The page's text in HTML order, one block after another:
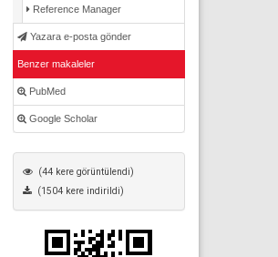
Reference Manager
Yazara e-posta gönder
Benzer makaleler
PubMed
Google Scholar
(44 kere görüntülendi)
(1504 kere indirildi)